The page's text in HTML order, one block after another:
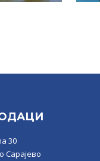
30
Сарајево